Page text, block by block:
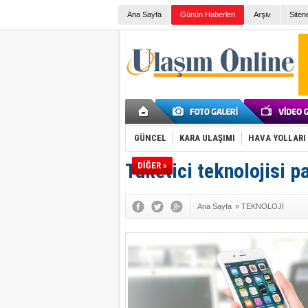
Ana Sayfa Günün Haberleri Arşiv
GÜNCEL KARA ULAŞIMI HAVA YOLLARI
DİĞER »
Tüketici teknolojisi
Ana Sayfa » TEKNOLOJİ